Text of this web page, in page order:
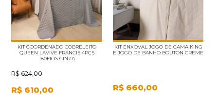
KIT COORDENADO COBRELEITO
QUEEN LAVIVE FRANCIS 4PÇS
180FIOS CINZA
R$ 624,00
R$ 610,00
KIT ENXOVAL JOGO DE CAMA KING
E JOGO DE BANHO BOUTON CREME
R$ 660,00